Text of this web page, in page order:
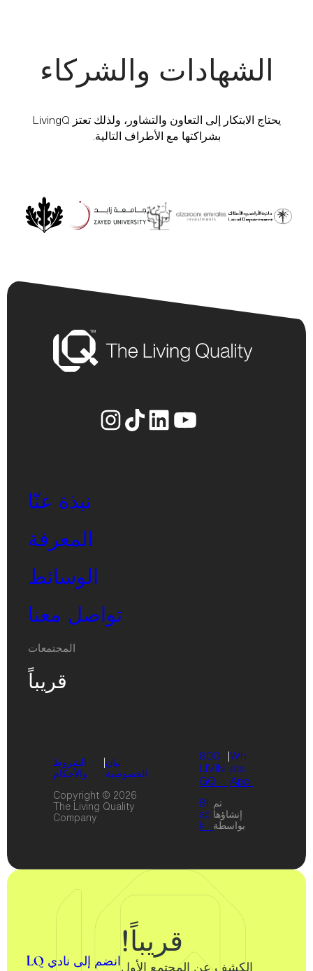
الشهادات والشركاء‏
‏يحتاج الابتكار إلى التعاون والتشاور، ولذلك تعتز LivingQ
بشراكتها مع الأطراف التالية.
إنستجرام تيك توك لينكد إن يوتيوب
نبذة عنّا
المعرفة
الوسائط
تواصل معنا
المجتمعات
قريباً
بيان
الخصوصية
الشروط
والأحكام
Copyright © 2026
The Living Quality
Company
Wh
ats
App
|
800
LIVIN
GQ
تم
إنشاؤها
بواسطة
Bl
ac
k
قريباً!
الكشف عن المجتمع الأولانضم إلى نادي LQ